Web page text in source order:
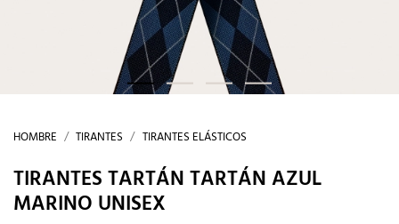
HOMBRE TIRANTES TIRANTES ELÁSTICOS
TIRANTES TARTÁN TARTÁN AZUL
MARINO UNISEX